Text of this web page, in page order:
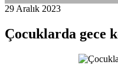
29 Aralık 2023
Çocuklarda gece